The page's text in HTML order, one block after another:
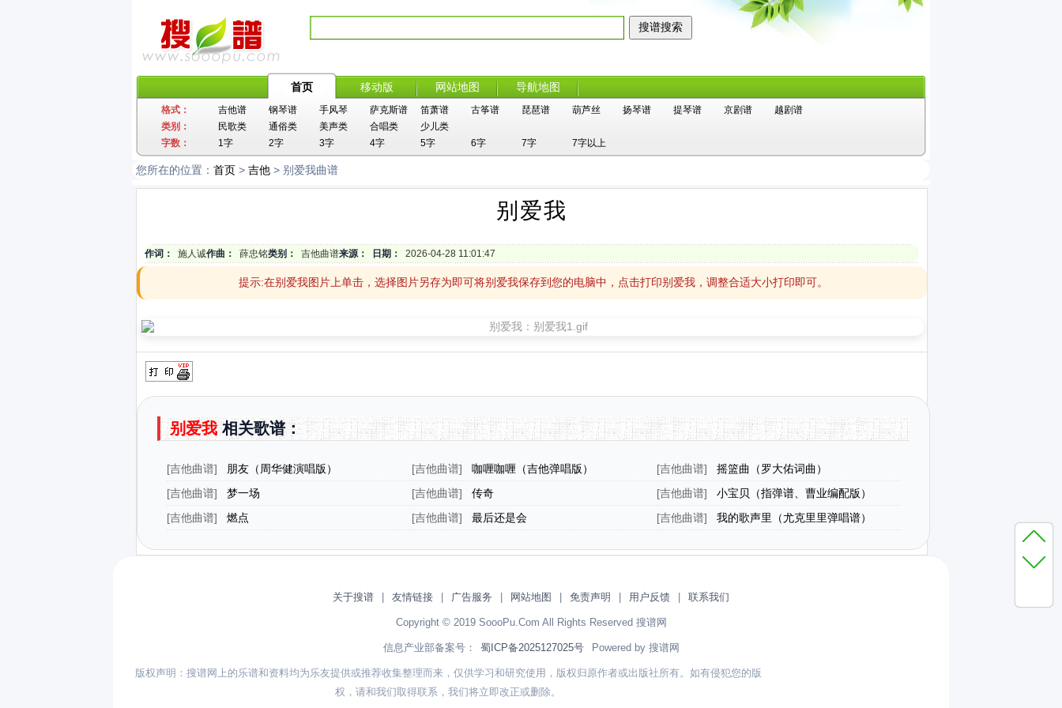
首页 移动版 网站地图 导航地图
格式： 吉他谱 钢琴谱 手风琴 萨克斯谱 笛萧谱 古筝谱 琵琶谱 葫芦丝 扬琴谱 提琴谱 京剧谱
越剧谱
类别：
民歌类 通俗类 美声类 合唱类
少儿类
字数：
1字 2字 3字 4字 5字 6字 7字 7字以上
您所在的位置： 首页 > 吉他 > 别爱我曲谱
别爱我
作词： 施人诚作曲： 薛忠铭类别： 吉他曲谱来源： 日期： 2026-04-28 11:01:47
提示:在别爱我图片上单击，选择图片另存为即可将别爱我保存到您的电脑中，点击打印别爱我，调整合适大小打印即可。
别爱我相关歌谱：
[吉他曲谱] 朋友（周华健演唱版） [吉他曲谱] 咖喱咖喱（吉他弹唱版） [吉他曲谱]
摇篮曲（罗大佑词曲）
[吉他曲谱] 梦一场 [吉他曲谱] 传奇 [吉他曲谱]
小宝贝（指弹谱、曹业编配版）
[吉他曲谱] 燃点 [吉他曲谱] 最后还是会 [吉他曲谱] 我的歌声里（尤克里里弹唱谱）
关于搜谱 友情链接 广告服务 网站地图 免责声明 用户反馈 联系我们
Copyright © 2019 SoooPu.Com All Rights Reserved 搜谱网
信息产业部备案号： 蜀ICP备2025127025号 Powered by 搜谱网
版权声明：搜谱网上的乐谱和资料均为乐友提供或推荐收集整理而来，仅供学习和研究使用，版权归原作者或出版社所有。如有侵犯您的版
权，请和我们取得联系，我们将立即改正或删除。